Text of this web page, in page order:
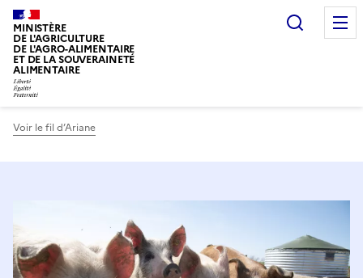
MINISTÈRE
DE L'AGRICULTURE
DE L'AGRO-ALIMENTAIRE
ET DE LA SOUVERAINETÉ
ALIMENTAIRE
Voir le fil d’Ariane